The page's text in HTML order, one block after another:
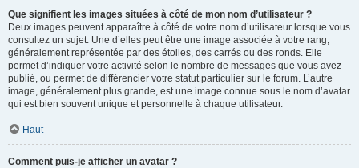
Que signifient les images situées à côté de mon nom d’utilisateur ?
Deux images peuvent apparaître à côté de votre nom d’utilisateur lorsque vous
consultez un sujet. Une d’elles peut être une image associée à votre rang,
généralement représentée par des étoiles, des carrés ou des ronds. Elle
permet d’indiquer votre activité selon le nombre de messages que vous avez
publié, ou permet de différencier votre statut particulier sur le forum. L’autre
image, généralement plus grande, est une image connue sous le nom d’avatar
qui est bien souvent unique et personnelle à chaque utilisateur.
Haut
Comment puis-je afficher un avatar ?